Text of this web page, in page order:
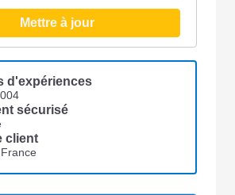
Mettre à jour
d'expériences
sécurisé
client